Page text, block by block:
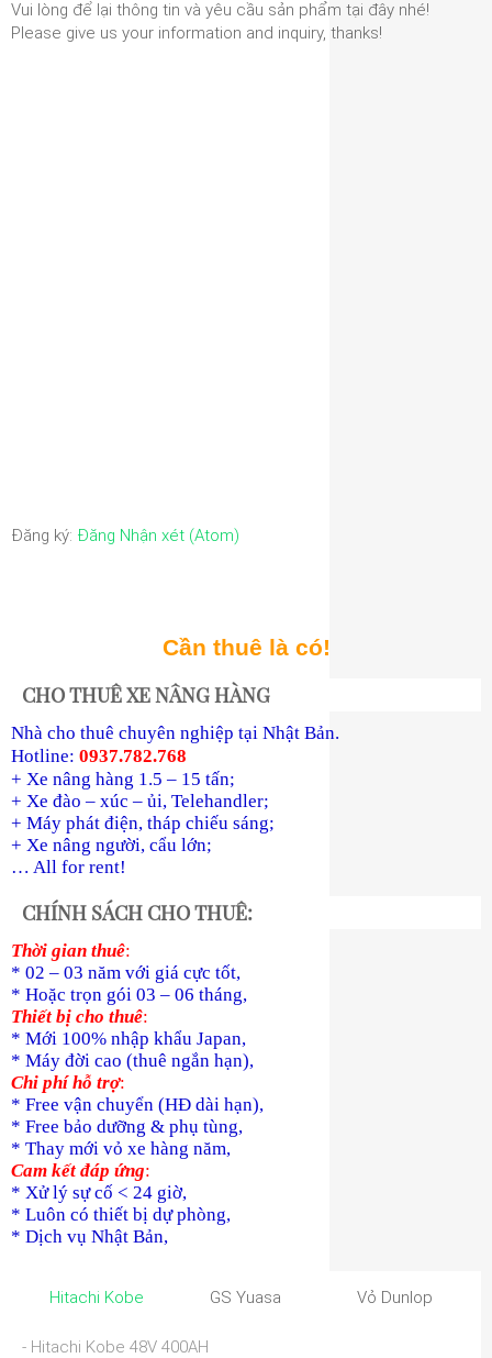
Vui lòng để lại thông tin và yêu cầu sản phẩm tại đây nhé!
Please give us your information and inquiry, thanks!
Đăng ký: Đăng Nhận xét (Atom)
Cần thuê là có!
CHO THUÊ XE NÂNG HÀNG
Nhà cho thuê chuyên nghiệp tại Nhật Bản.
Hotline: 0937.782.768
+ Xe nâng hàng 1.5 – 15 tấn;
+ Xe đào – xúc – ủi, Telehandler;
+ Máy phát điện, tháp chiếu sáng;
+ Xe nâng người, cẩu lớn;
… All for rent!
CHÍNH SÁCH CHO THUÊ:
Thời gian thuê:
* 02 – 03 năm với giá cực tốt,
* Hoặc trọn gói 03 – 06 tháng,
Thiết bị cho thuê:
* Mới 100% nhập khẩu Japan,
* Máy đời cao (thuê ngắn hạn),
Chi phí hỗ trợ:
* Free vận chuyển (HĐ dài hạn),
* Free bảo dưỡng & phụ tùng,
* Thay mới vỏ xe hàng năm,
Cam kết đáp ứng:
* Xử lý sự cố < 24 giờ,
* Luôn có thiết bị dự phòng,
* Dịch vụ Nhật Bản,
Hitachi Kobe GS Yuasa Vỏ Dunlop
- Hitachi Kobe 48V 400AH